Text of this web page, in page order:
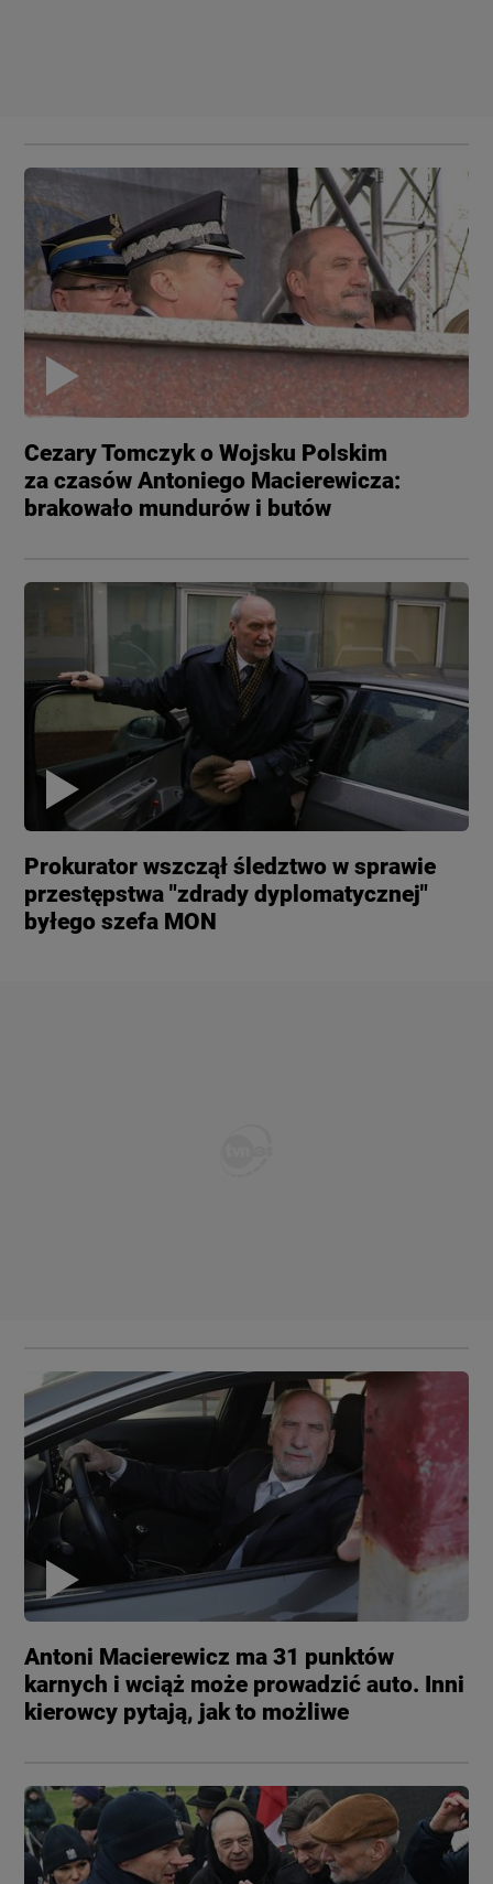
Cezary Tomczyk o Wojsku Polskim
za czasów Antoniego Macierewicza:
brakowało mundurów i butów
Prokurator wszczął śledztwo w sprawie
przestępstwa "zdrady dyplomatycznej"
byłego szefa MON
Antoni Macierewicz ma 31 punktów
karnych i wciąż może prowadzić auto. Inni
kierowcy pytają, jak to możliwe